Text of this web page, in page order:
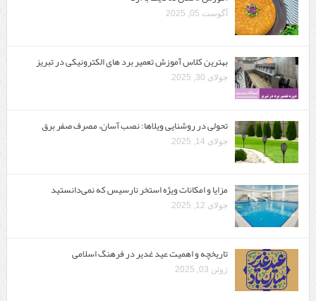
آگوست 05, 2025
بهترین کلاس آموزش تعمیر برد های الکترونیکی در تبریز
جولای 30, 2025
تحولی در روشنایی ویلاها: نصب آسان، مصرف صفر برق
جولای 14, 2025
مزایا و امکانات ویژه استخر نارسیس که نمی‌دانستید
جولای 12, 2025
تاریخچه و اهمیت عید غدیر در فرهنگ اسلامی
ژوئن 03, 2025